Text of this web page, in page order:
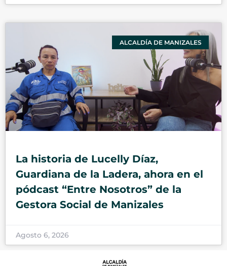
ALCALDÍA DE MANIZALES
La historia de Lucelly Díaz,
Guardiana de la Ladera, ahora en el
pódcast “Entre Nosotros” de la
Gestora Social de Manizales
Agosto 6, 2026